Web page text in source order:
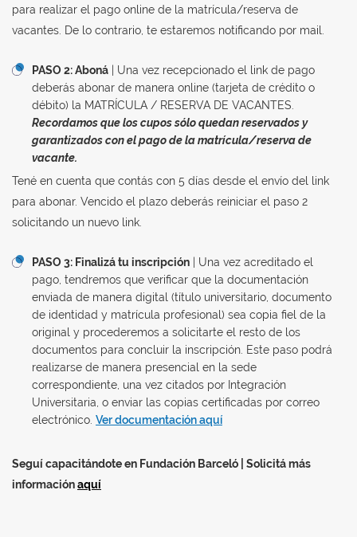
para realizar el pago online de la matrícula/reserva de
vacantes. De lo contrario, te estaremos notificando por mail.
PASO 2: Aboná | Una vez recepcionado el link de pago
deberás abonar de manera online (tarjeta de crédito o
débito) la MATRÍCULA / RESERVA DE VACANTES.
Recordamos que los cupos sólo quedan reservados y
garantizados con el pago de la matrícula/reserva de
vacante.
Tené en cuenta que contás con 5 días desde el envío del link
para abonar. Vencido el plazo deberás reiniciar el paso 2
solicitando un nuevo link.
PASO 3: Finalizá tu inscripción | Una vez acreditado el
pago, tendremos que verificar que la documentación
enviada de manera digital (título universitario, documento
de identidad y matrícula profesional) sea copia fiel de la
original y procederemos a solicitarte el resto de los
documentos para concluir la inscripción. Este paso podrá
realizarse de manera presencial en la sede
correspondiente, una vez citados por Integración
Universitaria, o enviar las copias certificadas por correo
electrónico. Ver documentación aquí
Seguí capacitándote en Fundación Barceló | Solicitá más
informaciónaquí